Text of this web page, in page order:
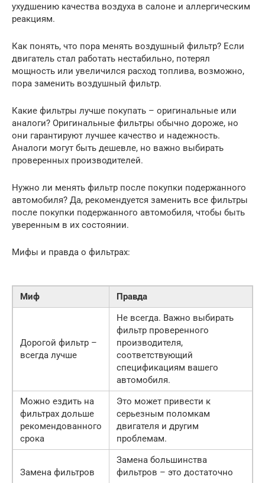
ухудшению качества воздуха в салоне и аллергическим
реакциям.
Как понять, что пора менять воздушный фильтр? Если
двигатель стал работать нестабильно, потерял
мощность или увеличился расход топлива, возможно,
пора заменить воздушный фильтр.
Какие фильтры лучше покупать – оригинальные или
аналоги? Оригинальные фильтры обычно дороже, но
они гарантируют лучшее качество и надежность.
Аналоги могут быть дешевле, но важно выбирать
проверенных производителей.
Нужно ли менять фильтр после покупки подержанного
автомобиля? Да, рекомендуется заменить все фильтры
после покупки подержанного автомобиля, чтобы быть
уверенным в их состоянии.
Мифы и правда о фильтрах:
Миф Правда
Дорогой фильтр –
всегда лучше
Не всегда. Важно выбирать
фильтр проверенного
производителя,
соответствующий
спецификациям вашего
автомобиля.
Можно ездить на
фильтрах дольше
рекомендованного
срока
Это может привести к
серьезным поломкам
двигателя и другим
проблемам.
Замена фильтров
Замена большинства
фильтров – это достаточно